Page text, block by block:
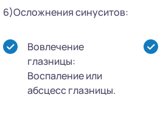
6)Осложнения синуситов:
Вовлечение
глазницы:
Воспаление или
абсцесс глазницы.